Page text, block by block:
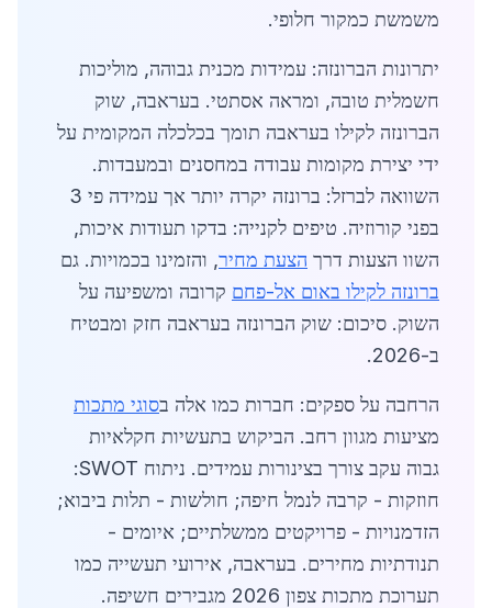
משמשת כמקור חלופי.
יתרונות הברונזה: עמידות מכנית גבוהה, מוליכות
חשמלית טובה, ומראה אסתטי. בעראבה, שוק
הברונזה לקילו בעראבה תומך בכלכלה המקומית על
ידי יצירת מקומות עבודה במחסנים ובמעבדות.
השוואה לברזל: ברונזה יקרה יותר אך עמידה פי 3
בפני קורוזיה. טיפים לקנייה: בדקו תעודות איכות,
השוו הצעות דרך הצעת מחיר, והזמינו בכמויות. גם
ברונזה לקילו באום אל-פחם קרובה ומשפיעה על
השוק. סיכום: שוק הברונזה בעראבה חזק ומבטיח
ב-2026.
הרחבה על ספקים: חברות כמו אלה בסוגי מתכות
מציעות מגוון רחב. הביקוש בתעשיות חקלאיות
גבוה עקב צורך בצינורות עמידים. ניתוח SWOT:
חוזקות - קרבה לנמל חיפה; חולשות - תלות ביבוא;
הזדמנויות - פרויקטים ממשלתיים; איומים -
תנודתיות מחירים. בעראבה, אירועי תעשייה כמו
תערוכת מתכות צפון 2026 מגבירים חשיפה.